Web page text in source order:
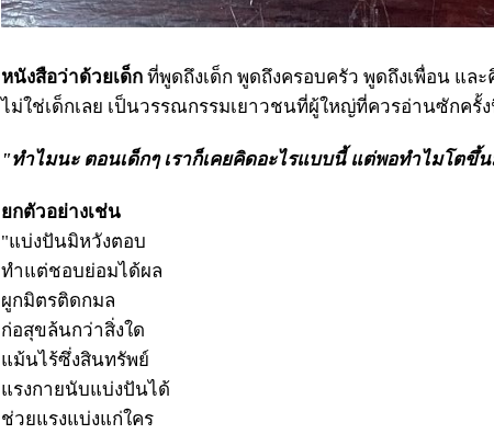
หนังสือว่าด้วยเด็ก ที่พูดถึงเด็ก พูดถึงครอบครัว พูดถึงเพื่อน แล
ไม่ใช่เด็กเลย เป็นวรรณกรรมเยาวชนที่ผู้ใหญ่ที่ควรอ่านซักครั้
"ทำไมนะ ตอนเด็กๆ เราก็เคยคิดอะไรแบบนี้ แต่พอทำไมโตขึ้
ยกตัวอย่างเช่น
"แบ่งปันมิหวังตอบ
ทำแต่ชอบย่อมได้ผล
ผูกมิตรติดกมล
ก่อสุขล้นกว่าสิ่งใด
แม้นไร้ซึ่งสินทรัพย์
แรงกายนับแบ่งปันได้
ช่วยแรงแบ่งแก่ใคร